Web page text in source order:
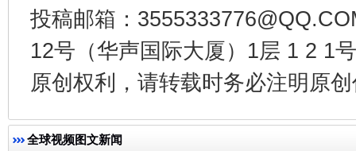
投稿邮箱：
12号（华声国际大厦）1层 1 2 1
原创权利，请转载时务必注明原
全球视频图文新闻千年窑火 生生不息